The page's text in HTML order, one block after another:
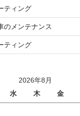
ティング
のメンテナンス
ティング
2026年8月
水 木 金